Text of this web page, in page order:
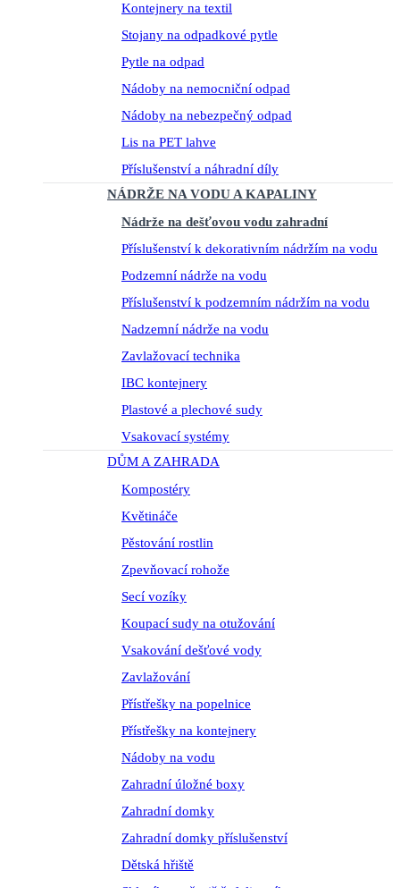
Kontejnery na textil
Stojany na odpadkové pytle
Pytle na odpad
Nádoby na nemocniční odpad
Nádoby na nebezpečný odpad
Lis na PET lahve
Příslušenství a náhradní díly
NÁDRŽE NA VODU A KAPALINY
Nádrže na dešťovou vodu zahradní
Příslušenství k dekorativním nádržím na vodu
Podzemní nádrže na vodu
Příslušenství k podzemním nádržím na vodu
Nadzemní nádrže na vodu
Zavlažovací technika
IBC kontejnery
Plastové a plechové sudy
Vsakovací systémy
DŮM A ZAHRADA
Kompostéry
Květináče
Pěstování rostlin
Zpevňovací rohože
Secí vozíky
Koupací sudy na otužování
Vsakování dešťové vody
Zavlažování
Přístřešky na popelnice
Přístřešky na kontejnery
Nádoby na vodu
Zahradní úložné boxy
Zahradní domky
Zahradní domky příslušenství
Dětská hřiště